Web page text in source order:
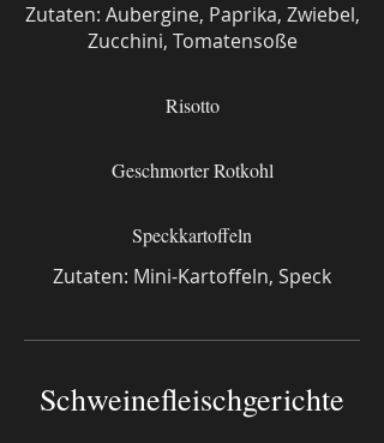
Zutaten: Aubergine, Paprika, Zwiebel,
Zucchini, Tomatensoße
Risotto
Geschmorter Rotkohl
Speckkartoffeln
Zutaten: Mini-Kartoffeln, Speck
Schweinefleischgerichte